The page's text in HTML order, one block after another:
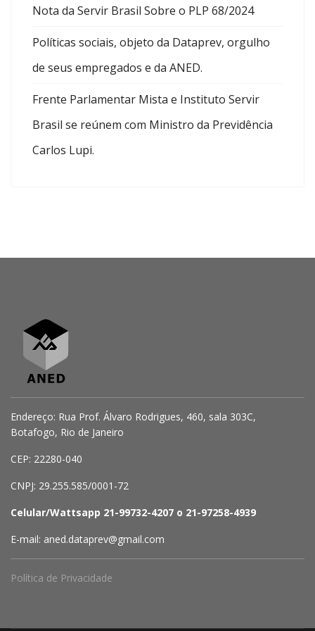
Nota da Servir Brasil Sobre o PLP 68/2024
Políticas sociais, objeto da Dataprev, orgulho
de seus empregados e da ANED.
Frente Parlamentar Mista e Instituto Servir
Brasil se reúnem com Ministro da Previdência
Carlos Lupi.
Endereço: Rua Prof. Álvaro Rodrigues, 460, sala 303C,
Botafogo, Rio de Janeiro
CEP: 22280-040
CNPJ: 29.255.585/0001-72
Celular/Wattsapp 21-99732-4207 o 21-97258-4939
E-mail: aned.dataprev@gmail.com
Política de Privacidade